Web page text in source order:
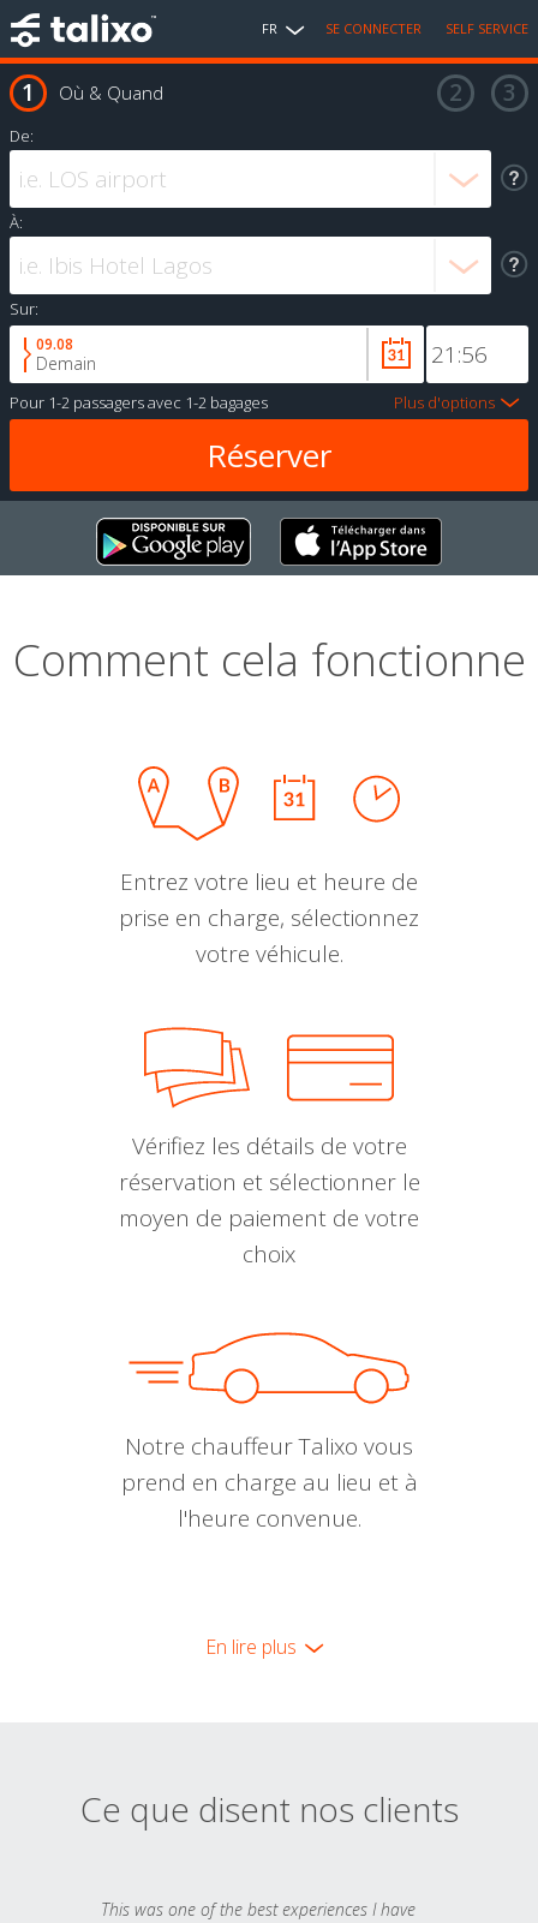
FR SE CONNECTER SELF SERVICE
Où & Quand
De:
À:
Sur:
09.08
Demain
Pour 1-2 passagersavec 1-2 bagages Plus d'options
Comment cela fonctionne
Entrez votre lieu et heure de
prise en charge, sélectionnez
votre véhicule.
Vérifiez les détails de votre
réservation et sélectionner le
moyen de paiement de votre
choix
Notre chauffeur Talixo vous
prend en charge au lieu et à
l'heure convenue.
En lire plus
Ce que disent nos clients
This was one of the best experiences I have